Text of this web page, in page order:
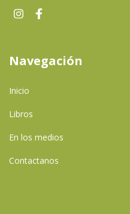
Navegación
Inicio
Libros
En los medios
Contactanos